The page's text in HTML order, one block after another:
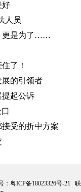
好
人员
更是为了……
了！
的引领者
提起公诉
受的折中方案
： 粤ICP备18023326号-21 联